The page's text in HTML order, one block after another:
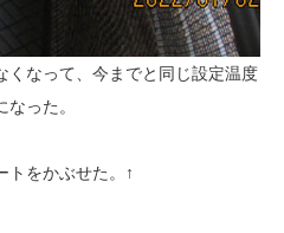
くなって、今までと同じ設定温度
った。
トをかぶせた。↑